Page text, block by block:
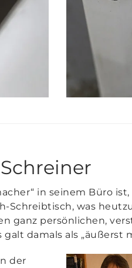
in seinem Büro
Schreibtisch, was
ganz persönlichen,
damals als „äußerst
der